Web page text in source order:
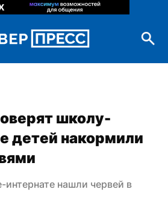
школу-
детей накормили
нашли червей в